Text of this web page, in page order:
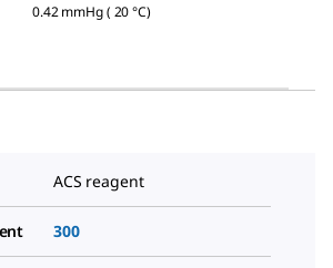
0.42 mmHg ( 20 °C)
ACS reagent
300